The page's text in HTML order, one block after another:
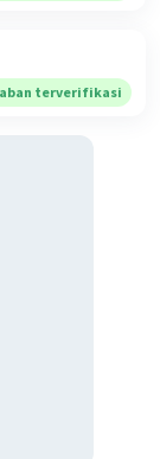
terverifikasi